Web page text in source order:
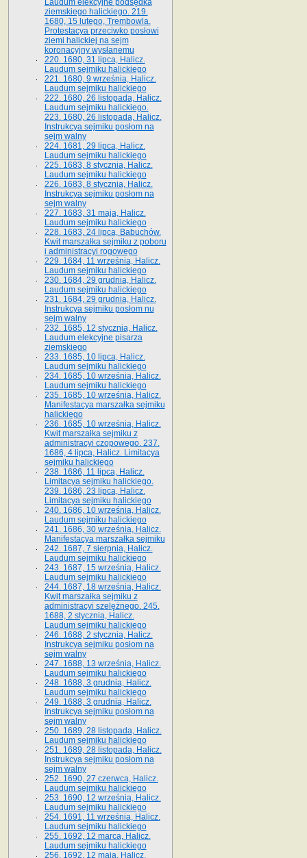
Laudum elekcyjne podsędka
ziemskiego halickiego. 219.
1680, 15 lutego, Trembowla.
Protestacya przeciwko posłowi
ziemi halickiej na sejm
koronacyjny wysłanemu
220. 1680, 31 lipca, Halicz.
Laudum sejmiku halickiego
221. 1680, 9 września, Halicz.
Laudum sejmiku halickiego
222. 1680, 26 listopada, Halicz.
Laudum sejmiku halickiego.
223. 1680, 26 listopada, Halicz.
Instrukcya sejmiku posłom na
sejm walny
224. 1681, 29 lipca, Halicz.
Laudum sejmiku halickiego
225. 1683, 8 stycznia, Halicz.
Laudum sejmiku halickiego
226. 1683, 8 stycznia, Halicz.
Instrukcya sejmiku posłom na
sejm walny
227. 1683, 31 maja, Halicz.
Laudum sejmiku halickiego
228. 1683, 24 lipca, Babuchów.
Kwit marszałka sejmiku z poboru
i administracyi rogowego
229. 1684, 11 września, Halicz.
Laudum sejmiku halickiego
230. 1684, 29 grudnia, Halicz.
Laudum sejmiku halickiego
231. 1684, 29 grudnia, Halicz.
Instrukcya sejmiku posłom nu
sejm walny
232. 1685, 12 stycznia, Halicz.
Laudum elekcyjne pisarza
ziemskiego
233. 1685, 10 lipca, Halicz.
Laudum sejmiku halickiego
234. 1685, 10 września, Halicz.
Laudum sejmiku halickiego
235. 1685, 10 września, Halicz.
Manifestacya marszałka sejmiku
halickiego
236. 1685, 10 września, Halicz.
Kwit marszałka sejmiku z
administracyi czopowego. 237.
1686, 4 lipca, Halicz. Limitacya
sejmiku halickiego
238. 1686, 11 lipca, Halicz.
Limitacya sejmiku halickiego.
239. 1686, 23 lipca, Halicz.
Limitacya sejmiku halickiego
240. 1686, 10 września, Halicz.
Laudum sejmiku halickiego
241. 1686, 30 września, Halicz.
Manifestacya marszałka sejmiku
242. 1687, 7 sierpnia, Halicz.
Laudum sejmiku halickiego
243. 1687, 15 września, Halicz.
Laudum sejmiku halickiego
244. 1687, 18 września, Halicz.
Kwit marszałka sejmiku z
administracyi szelężnego. 245.
1688, 2 stycznia, Halicz.
Laudum sejmiku halickiego
246. 1688, 2 stycznia, Halicz.
Instrukcya sejmiku posłom na
sejm walny
247. 1688, 13 września, Halicz.
Laudum sejmiku halickiego
248. 1688, 3 grudnia, Halicz.
Laudum sejmiku halickiego
249. 1688, 3 grudnia, Halicz.
Instrukcya sejmiku posłom na
sejm walny
250. 1689, 28 listopada, Halicz.
Laudum sejmiku halickiego
251. 1689, 28 listopada, Halicz.
Instrukcya sejmiku posłom na
sejm walny
252. 1690, 27 czerwca, Halicz.
Laudum sejmiku halickiego
253. 1690, 12 września, Halicz.
Laudum sejmiku halickiego
254. 1691, 11 września, Halicz.
Laudum sejmiku halickiego
255. 1692, 12 marca, Halicz.
Laudum sejmiku halickiego
256. 1692, 12 maja, Halicz.